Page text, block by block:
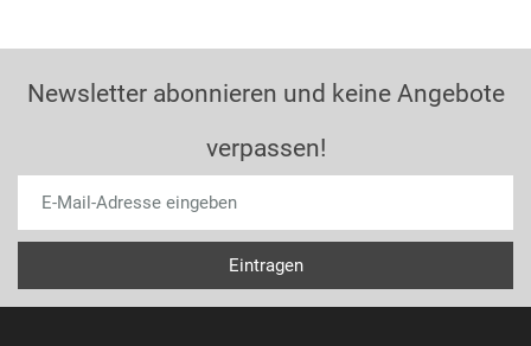
Newsletter abonnieren und keine Angebote
verpassen!